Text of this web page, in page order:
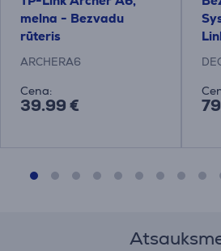
melna - Bezvadu
rūteris
ARCHERA6
Cena:
39.99 €